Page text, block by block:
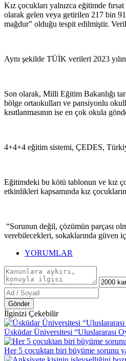
Kız çocukları yalnızca eğitimde
olarak gelen veya getirilen 217 bin
mağdur” olduğu tespit edilmiştir.
Aynı şekilde TÜİK verileri 2023
Son olarak, Milli Eğitim Bakanlığı
bölge ortaokulları ve pansiyonlu
kısıtlanmasının ise en çok okula
4+4+4 eğitim sistemi, ÇEDES,
Eğitimdeki bu kötü tablonun ve kız
etkinlikleri kapsamında kız
“Sorunun değil, çözümün parçası
verebilecekleri, sokaklarında güven
YORUMLAR
Gönder
İlginizi Çekebilir
Üsküdar Üniversitesi “Uluslararası
Her 5 çocuktan biri büyüme sorunu